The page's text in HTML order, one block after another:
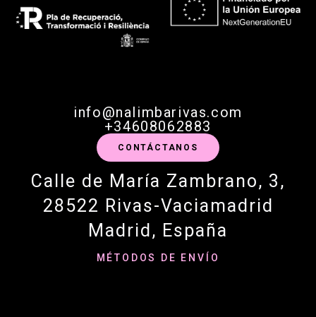
info@nalimbarivas.com
+34608062883
CONTÁCTANOS
Calle de María Zambrano, 3,
28522 Rivas-Vaciamadrid
Madrid, España
MÉTODOS DE ENVÍO